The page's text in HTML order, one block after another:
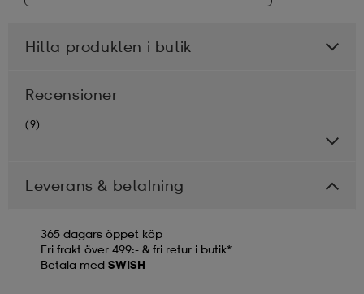
Hitta produkten i butik
Recensioner
(9)
Leverans & betalning
365 dagars öppet köp
Fri frakt över 499:- & fri retur i butik*
Betala med SWISH